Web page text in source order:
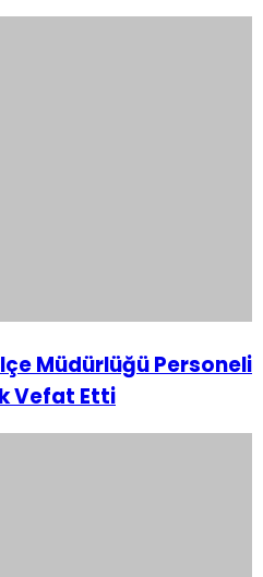
Müdürlüğü Personeli
Vefat Etti